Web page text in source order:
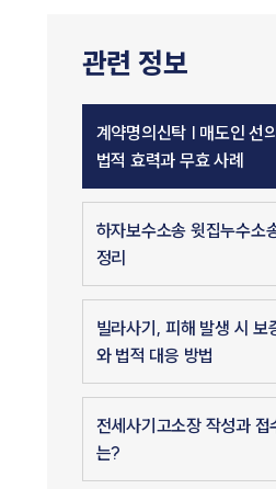
관련 정보
계약명의신탁 | 매도인 선
법적 효력과 무효 사례
하자보수소송 윗집누수소
정리
빌라사기, 피해 발생 시 보
와 법적 대응 방법
전세사기고소장 작성과
는?